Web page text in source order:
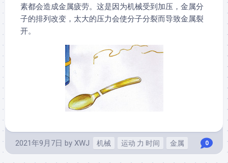
素都会造成金属疲劳。这是因为机械受到加压，金属分
子的排列改变，太大的压力会使分子分裂而导致金属裂
开。
2021年9月7日 by XWJ 机械 运动 力 时间 金属 0